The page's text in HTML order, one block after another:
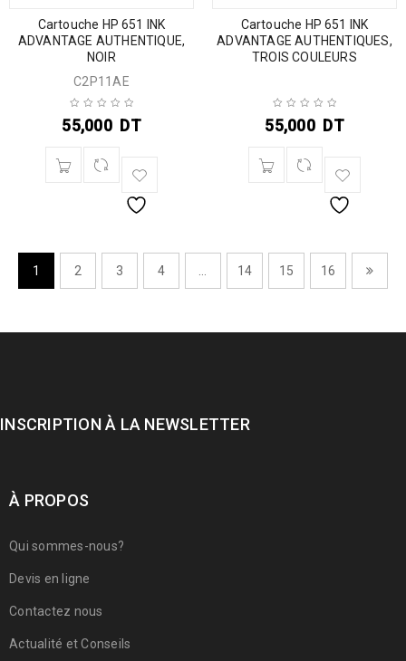
Cartouche HP 651 INK
ADVANTAGE AUTHENTIQUE,
NOIR
C2P11AE
55,000 DT
Cartouche HP 651 INK
ADVANTAGE AUTHENTIQUES,
TROIS COULEURS
55,000 DT
1 2 3 4 … 14 15 16
INSCRIPTION À LA NEWSLETTER
À PROPOS
Qui sommes-nous?
Devis en ligne
Contactez nous
Actualité et Conseils